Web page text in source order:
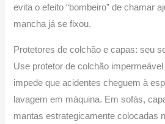
evita o efeito “bombeiro” de chamar
mancha já se fixou.
Protetores de colchão e capas: seu
Use protetor de colchão
impede que acidentes cheguem à
lavagem em máquina. Em sofás,
mantas estrategicamente colocadas